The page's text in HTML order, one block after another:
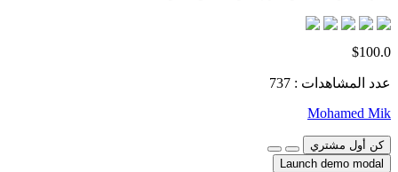
$100.0
عدد المشاهدات : 737
Mohamed Mik
كن أول مشتري
Launch demo modal